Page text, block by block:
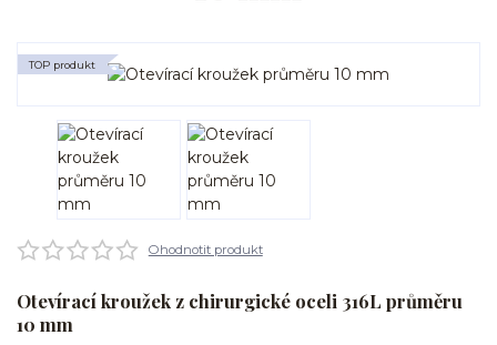
TOP produkt
Ohodnotit produkt
Otevírací kroužek z chirurgické oceli 316L průměru
10 mm